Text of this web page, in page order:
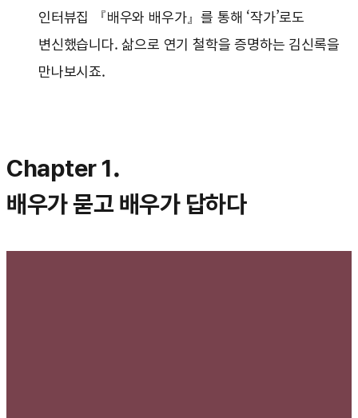
인터뷰집 『배우와 배우가』를 통해 ‘작가’로도
변신했습니다. 삶으로 연기 철학을 증명하는 김신록을
만나보시죠.
Chapter 1.
배우가 묻고 배우가 답하다